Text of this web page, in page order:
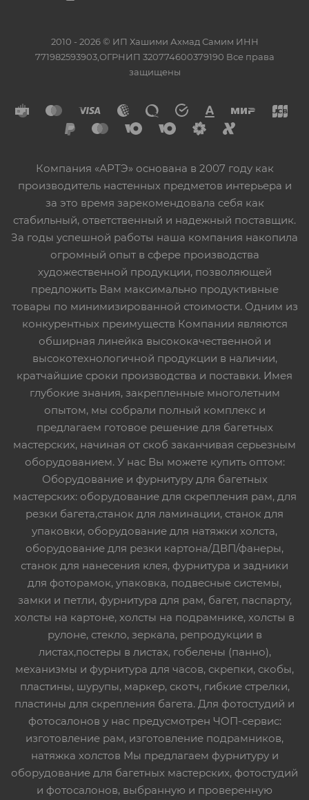
2010 - 2026 © ИП Хашими Ахмад Самим ИНН
771982593903,ОГРНИП 320774600379190 Все права
защищены
Компания «АРТЭ» основана в 2007 году как
производитель настенных предметов интерьера и
за это время зарекомендовала себя как
стабильный, ответственный и надежный поставщик.
За годы успешной работы наша компания накопила
огромный опыт в сфере производства
художественной продукции, позволяющей
предложить Вам максимально продуктивные
товары по минимизированной стоимости. Одним из
конкурентных преимуществ Компании являются
обширная линейка высококачественной и
высокотехнологичной продукции в наличии,
кратчайшие сроки производства и поставки. Имея
глубокие знания, закрепленные многолетним
опытом, мы собрали полный комплекс и
предлагаем готовое решение для багетных
мастерских, начиная от скоб заканчивая серьезным
оборудованием. У нас Вы можете купить оптом:
Оборудование и фурнитуру для багетных
мастерских: оборудование для скрепления рам, для
резки багета,станок для ламинации, станок для
упаковки, оборудование для натяжки холста,
оборудование для резки картона/ДВП/фанеры,
станок для нанесения клея, фурнитура и задники
для фоторамок, упаковка, подвесные системы,
замки и петли, фурнитура для рам, багет, паспарту,
холсты на картоне, холсты на подрамнике, холсты в
рулоне, стекло, зеркала, репродукции в
листах,постеры в листах, гобелены (панно),
механизмы и фурнитура для часов, скрепки, скобы,
пластины, шурупы, маркер, скотч, гибкие стрелки,
пластины для скрепления багета. Для фотостудий и
фотосалонов у нас предусмотрен ЧОП-сервис:
изготовление рам, изготовление подрамников,
натяжка холстов Мы предлагаем фурнитуру и
оборудование для багетных мастерских, фотостудий
и фотосалонов, выбранную и проверенную